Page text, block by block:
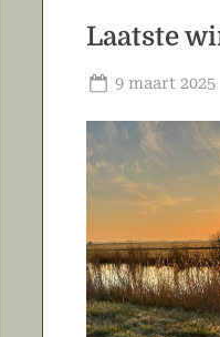
Laatste
Geplaatst
9 maart 2025